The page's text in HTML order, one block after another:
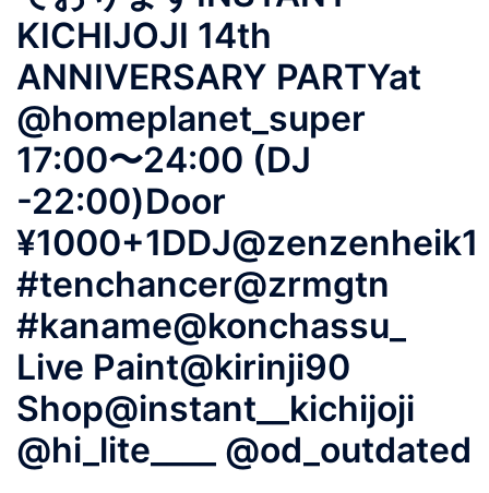
KICHIJOJI 14th
ANNIVERSARY PARTYat
@homeplanet_super
17:00〜24:00 (DJ
-22:00)Door
¥1000+1DDJ@zenzenheik1
#tenchancer@zrmgtn
#kaname@konchassu_
Live Paint@kirinji90
Shop@instant__kichijoji
@hi_lite____ @od_outdated